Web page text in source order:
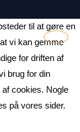
til at gøre en
vi kan gemme
for driften af
brug for din
cookies. Nogle
på vores sider.